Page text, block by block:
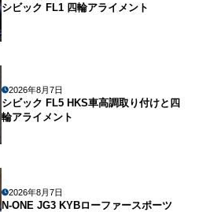
シビック FL1 四輪アライメント
2026年8月7日
シビック FL5 HKS車高調取り付けと四
輪アライメント
2026年8月7日
N-ONE JG3 KYBローファースポーツ